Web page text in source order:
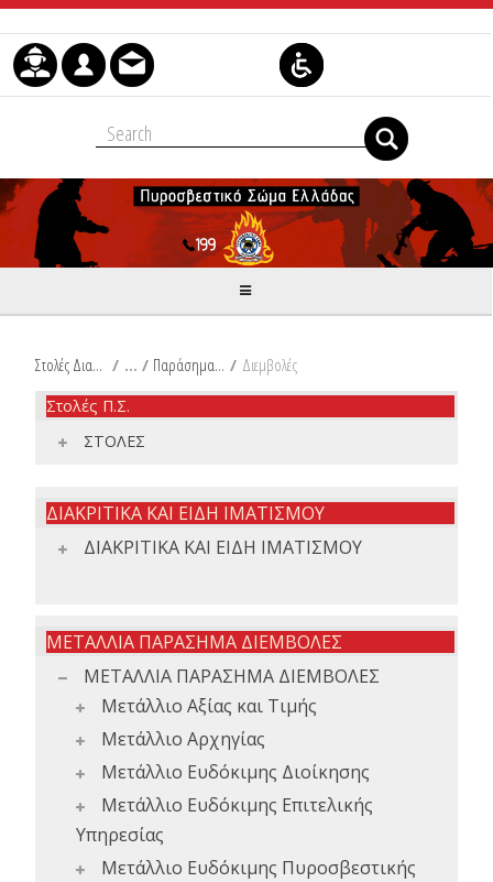
Skip to Content
Στολές Διακριτικά Είδη Ιματισμού Π.Σ. / Παράσημα Τάγματος του Φοίνικα / Διεμβολές
Στολές Π.Σ.
ΣΤΟΛΕΣ
ΔΙΑΚΡΙΤΙΚΑ ΚΑΙ ΕΙΔΗ ΙΜΑΤΙΣΜΟΥ
ΔΙΑΚΡΙΤΙΚΑ ΚΑΙ ΕΙΔΗ ΙΜΑΤΙΣΜΟΥ
ΜΕΤΑΛΛΙΑ ΠΑΡΑΣΗΜΑ ΔΙΕΜΒΟΛΕΣ
ΜΕΤΑΛΛΙΑ ΠΑΡΑΣΗΜΑ ΔΙΕΜΒΟΛΕΣ
Μετάλλιο Αξίας και Τιμής
Μετάλλιο Αρχηγίας
Μετάλλιο Ευδόκιμης Διοίκησης
Μετάλλιο Ευδόκιμης Επιτελικής
Υπηρεσίας
Μετάλλιο Ευδόκιμης Πυροσβεστικής